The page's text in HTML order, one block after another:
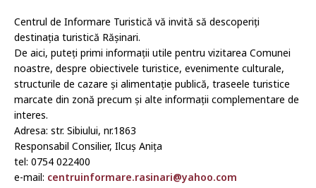
Centrul de Informare Turistică vă invită să descoperiți
destinația turistică Rășinari.
De aici, puteți primi informații utile pentru vizitarea Comunei
noastre, despre obiectivele turistice, evenimente culturale,
structurile de cazare și alimentație publică, traseele turistice
marcate din zonă precum și alte informații complementare de
interes.
Adresa: str. Sibiului, nr.1863
Responsabil Consilier, Ilcuș Anița
tel: 0754 022400
e-mail: centruinformare.rasinari@yahoo.com